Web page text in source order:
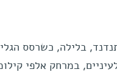
בלילה, כשרסס
במרחק אלפי